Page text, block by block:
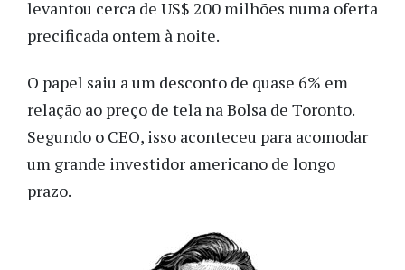
levantou cerca de US$ 200 milhões numa oferta
precificada ontem à noite.
O papel saiu a um desconto de quase 6% em
relação ao preço de tela na Bolsa de Toronto.
Segundo o CEO, isso aconteceu para acomodar
um grande investidor americano de longo
prazo.